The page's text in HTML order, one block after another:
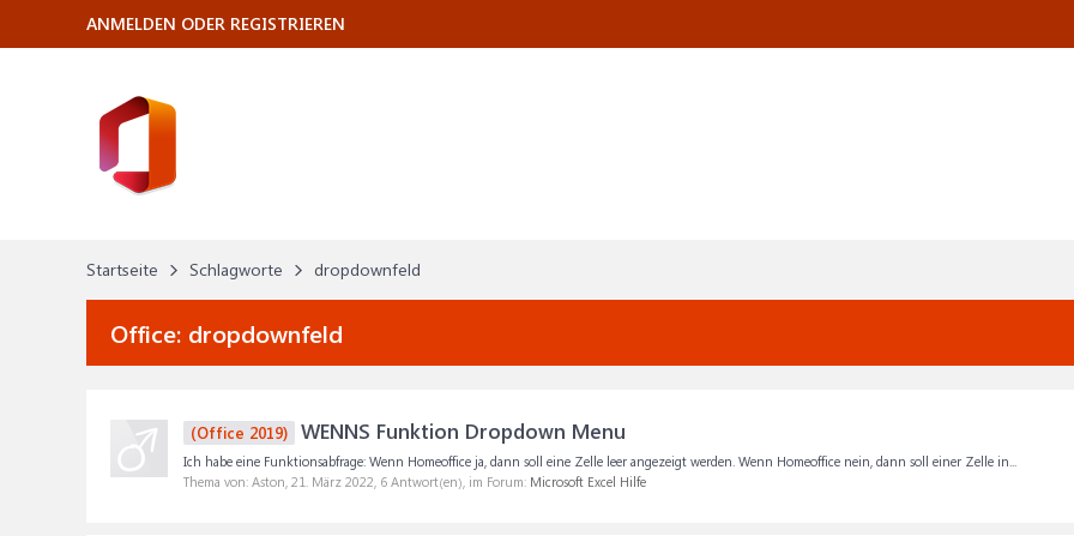
Startseite Schlagworte dropdownfeld
Office: dropdownfeld
(Office 2019) WENNS Funktion Dropdown Menu
Ich habe eine Funktionsabfrage: Wenn Homeoffice ja, dann soll eine Zelle leer angezeigt werden. Wenn Homeoffice nein, dann soll einer Zelle in...
Thema von: Aston, 21. März 2022, 6 Antwort(en), im Forum: Microsoft Excel Hilfe
ANMELDEN ODER REGISTRIEREN